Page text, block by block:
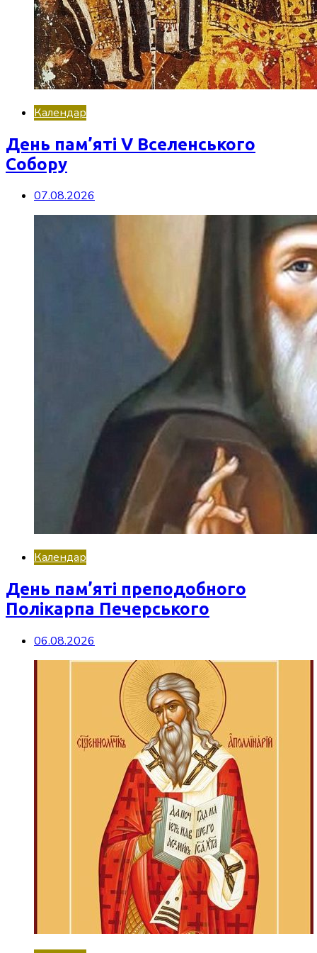
Календар
День пам’яті V Вселенського
Собору
07.08.2026
Календар
День пам’яті преподобного
Полікарпа Печерського
06.08.2026